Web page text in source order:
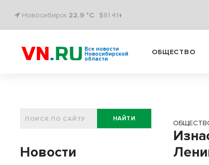
Новосибирск 22.9 °C $81.41↑
Все новости
Новосибирской
области
ОБЩЕСТВО
НАЙТИ
Новости